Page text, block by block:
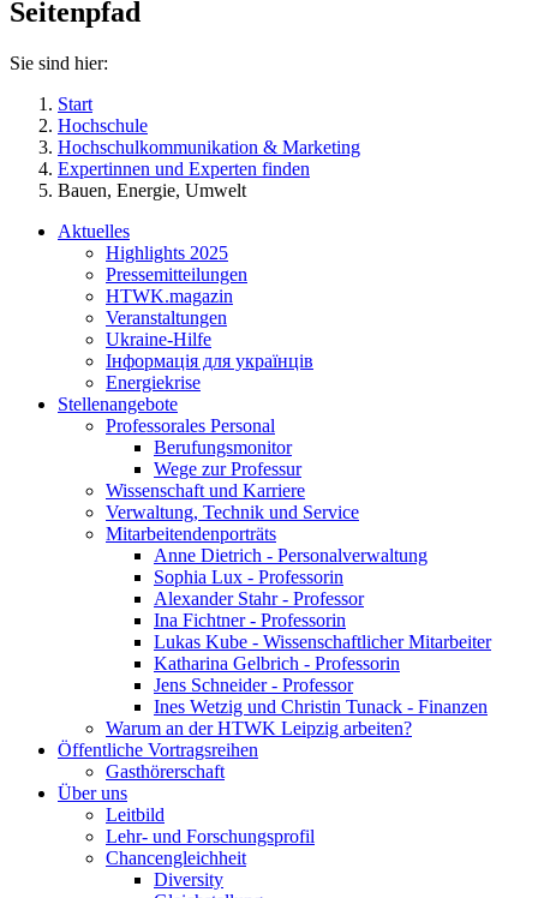
Seitenpfad
Sie sind hier:
Start
Hochschule
Hochschulkommunikation & Marketing
Expertinnen und Experten finden
Bauen, Energie, Umwelt
Aktuelles
Highlights 2025
Pressemitteilungen
HTWK.magazin
Veranstaltungen
Ukraine-Hilfe
Інформація для українців
Energiekrise
Stellenangebote
Professorales Personal
Berufungsmonitor
Wege zur Professur
Wissenschaft und Karriere
Verwaltung, Technik und Service
Mitarbeitendenporträts
Anne Dietrich - Personalverwaltung
Sophia Lux - Professorin
Alexander Stahr - Professor
Ina Fichtner - Professorin
Lukas Kube - Wissenschaftlicher Mitarbeiter
Katharina Gelbrich - Professorin
Jens Schneider - Professor
Ines Wetzig und Christin Tunack - Finanzen
Warum an der HTWK Leipzig arbeiten?
Öffentliche Vortragsreihen
Gasthörerschaft
Über uns
Leitbild
Lehr- und Forschungsprofil
Chancengleichheit
Diversity